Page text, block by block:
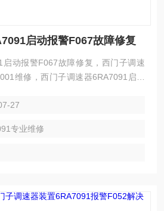
启动报警F067故障修复
启动报警F067故障修复，西门子调速
维修，西门子调速器6RA7091启动
启动报警F006维修，西门子调速器6R
6RA7091启动报警F038维修，西门子
27
专业维修